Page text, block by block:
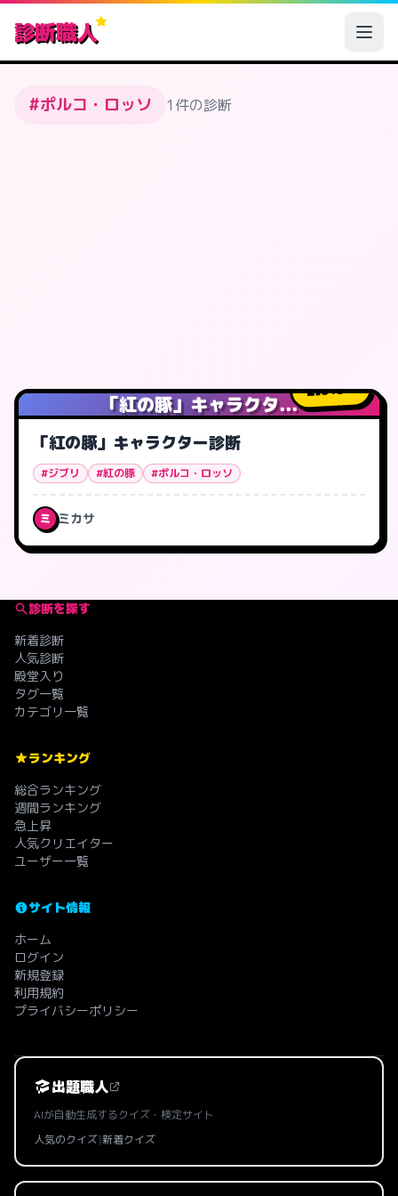
診断職人
#ポルコ・ロッソ 1件の診断
「紅の豚」キャラクタ...
615人
「紅の豚」キャラクター診断
#ジブリ #紅の豚 #ポルコ・ロッソ
ミ ミカサ
診断を探す
新着診断
人気診断
殿堂入り
タグ一覧
カテゴリ一覧
ランキング
総合ランキング
週間ランキング
急上昇
人気クリエイター
ユーザー一覧
サイト情報
ホーム
ログイン
新規登録
利用規約
プライバシーポリシー
出題職人
AIが自動生成するクイズ・検定サイト
人気のクイズ|新着クイズ